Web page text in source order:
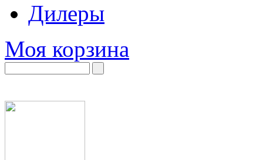
Дилеры
Моя корзина